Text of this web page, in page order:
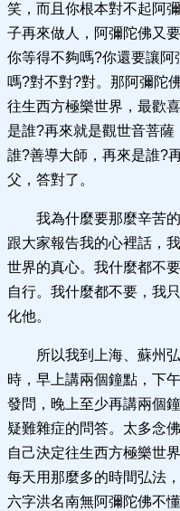
笑，而且你根本對不起阿
子再來做人，阿彌陀佛又
你等得不夠嗎?你還要讓
嗎?對不對?對。那阿彌陀
往生西方極樂世界，最歡
是誰?再來就是觀世音菩
誰?善導大師，再來是誰?
父，答對了。
我為什麼要那麼辛苦
跟大家報告我的心裡話，
世界的真心。我什麼都不
自行。我什麼都不要，我
化他。
所以我到上海、蘇州
時，早上講兩個鐘點，下
發問，晚上至少再講兩個
疑難雜症的問答。太多念
自己決定往生西方極樂世
每天用那麼多的時間弘法
六字洪名南無阿彌陀佛不